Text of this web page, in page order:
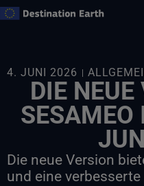
Zum
4. JUNI 2026
DIE
SESAMEO
Die neue Version
und eine